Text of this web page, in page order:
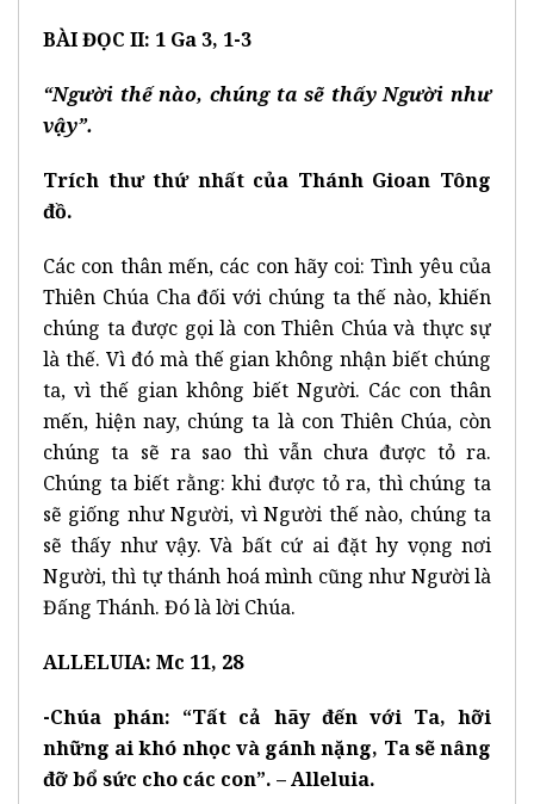
BÀI ĐỌC II: 1 Ga 3, 1-3
“Người thế nào, chúng ta sẽ thấy Người như
vậy”.
Trích thư thứ nhất của Thánh Gioan Tông
đồ.
Các con thân mến, các con hãy coi: Tình yêu của
Thiên Chúa Cha đối với chúng ta thế nào, khiến
chúng ta được gọi là con Thiên Chúa và thực sự
là thế. Vì đó mà thế gian không nhận biết chúng
ta, vì thế gian không biết Người. Các con thân
mến, hiện nay, chúng ta là con Thiên Chúa, còn
chúng ta sẽ ra sao thì vẫn chưa được tỏ ra.
Chúng ta biết rằng: khi được tỏ ra, thì chúng ta
sẽ giống như Người, vì Người thế nào, chúng ta
sẽ thấy như vậy. Và bất cứ ai đặt hy vọng nơi
Người, thì tự thánh hoá mình cũng như Người là
Đấng Thánh. Đó là lời Chúa.
ALLELUIA: Mc 11, 28
-Chúa phán: “Tất cả hãy đến với Ta, hỡi
những ai khó nhọc và gánh nặng, Ta sẽ nâng
đỡ bổ sức cho các con”. – Alleluia.